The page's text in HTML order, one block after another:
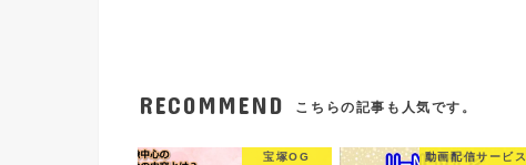
RECOMMEND こちらの記事も人気です。
宝塚OG 動画配信サービス